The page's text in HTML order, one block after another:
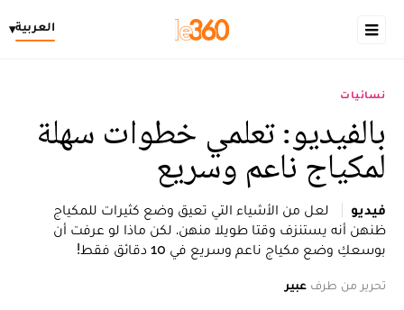
العربية▾
نسائيات
بالفيديو: تعلمي خطوات سهلة
لمكياج ناعم وسريع
فيديو
لعل من الأشياء التي تعيق وضع كثيرات للمكياج
ظنهن أنه يستنزف وقتا طويلا منهن. لكن ماذا لو عرفت أن
بوسعكِ وضع مكياج ناعم وسريع في 10 دقائق فقط!
تحرير من طرف عبير